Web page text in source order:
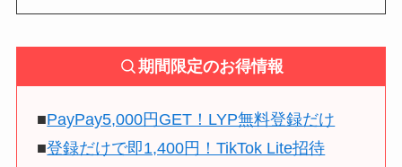
期間限定のお得情報
■PayPay5,000円GET！LYP無料登録だけ
■登録だけで即1,400円！TikTok Lite招待